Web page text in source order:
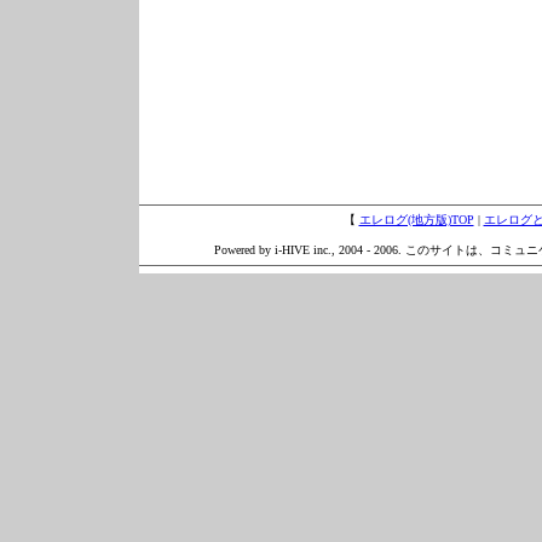
【 エレログ(地方版)TOP | エレログ
Powered by i-HIVE inc., 2004 - 2006. このサイトは、コミュ